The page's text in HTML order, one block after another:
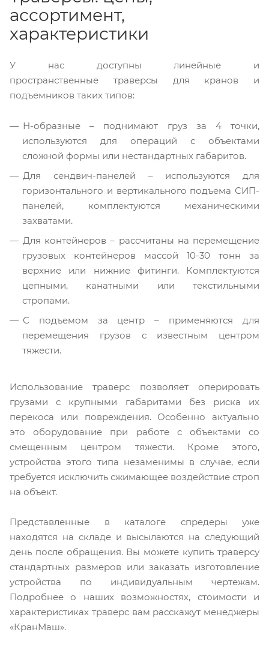
ассортимент,
характеристики
У нас доступны линейные и
пространственные траверсы для кранов и
подъемников таких типов:
Н-образные – поднимают груз за 4 точки,
используются для операций с объектами
сложной формы или нестандартных габаритов.
Для сендвич-панелей – используются для
горизонтального и вертикального подъема СИП-
панелей, комплектуются механическими
захватами.
Для контейнеров – рассчитаны на перемещение
грузовых контейнеров массой 10-30 тонн за
верхние или нижние фитинги. Комплектуются
цепными, канатными или текстильными
стропами.
С подъемом за центр – применяются для
перемещения грузов с известным центром
тяжести.
Использование траверс позволяет оперировать
грузами с крупными габаритами без риска их
перекоса или повреждения. Особенно актуально
это оборудование при работе с объектами со
смещенным центром тяжести. Кроме этого,
устройства этого типа незаменимы в случае, если
требуется исключить сжимающее воздействие строп
на объект.
Представленные в каталоге спредеры уже
находятся на складе и высылаются на следующий
день после обращения. Вы можете купить траверсу
стандартных размеров или заказать изготовление
устройства по индивидуальным чертежам.
Подробнее о наших возможностях, стоимости и
характеристиках траверс вам расскажут менеджеры
«КранМаш».